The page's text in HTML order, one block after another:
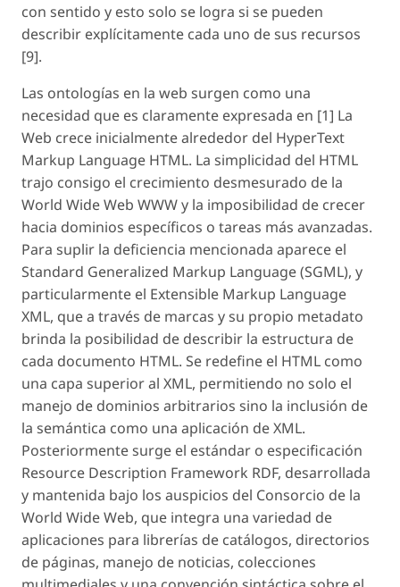
con sentido y esto solo se logra si se pueden
describir explícitamente cada uno de sus recursos
[9].
Las ontologías en la web surgen como una
necesidad que es claramente expresada en [1] La
Web crece inicialmente alrededor del HyperText
Markup Language HTML. La simplicidad del HTML
trajo consigo el crecimiento desmesurado de la
World Wide Web WWW y la imposibilidad de crecer
hacia dominios específicos o tareas más avanzadas.
Para suplir la deficiencia mencionada aparece el
Standard Generalized Markup Language (SGML), y
particularmente el Extensible Markup Language
XML, que a través de marcas y su propio metadato
brinda la posibilidad de describir la estructura de
cada documento HTML. Se redefine el HTML como
una capa superior al XML, permitiendo no solo el
manejo de dominios arbitrarios sino la inclusión de
la semántica como una aplicación de XML.
Posteriormente surge el estándar o especificación
Resource Description Framework RDF, desarrollada
y mantenida bajo los auspicios del Consorcio de la
World Wide Web, que integra una variedad de
aplicaciones para librerías de catálogos, directorios
de páginas, manejo de noticias, colecciones